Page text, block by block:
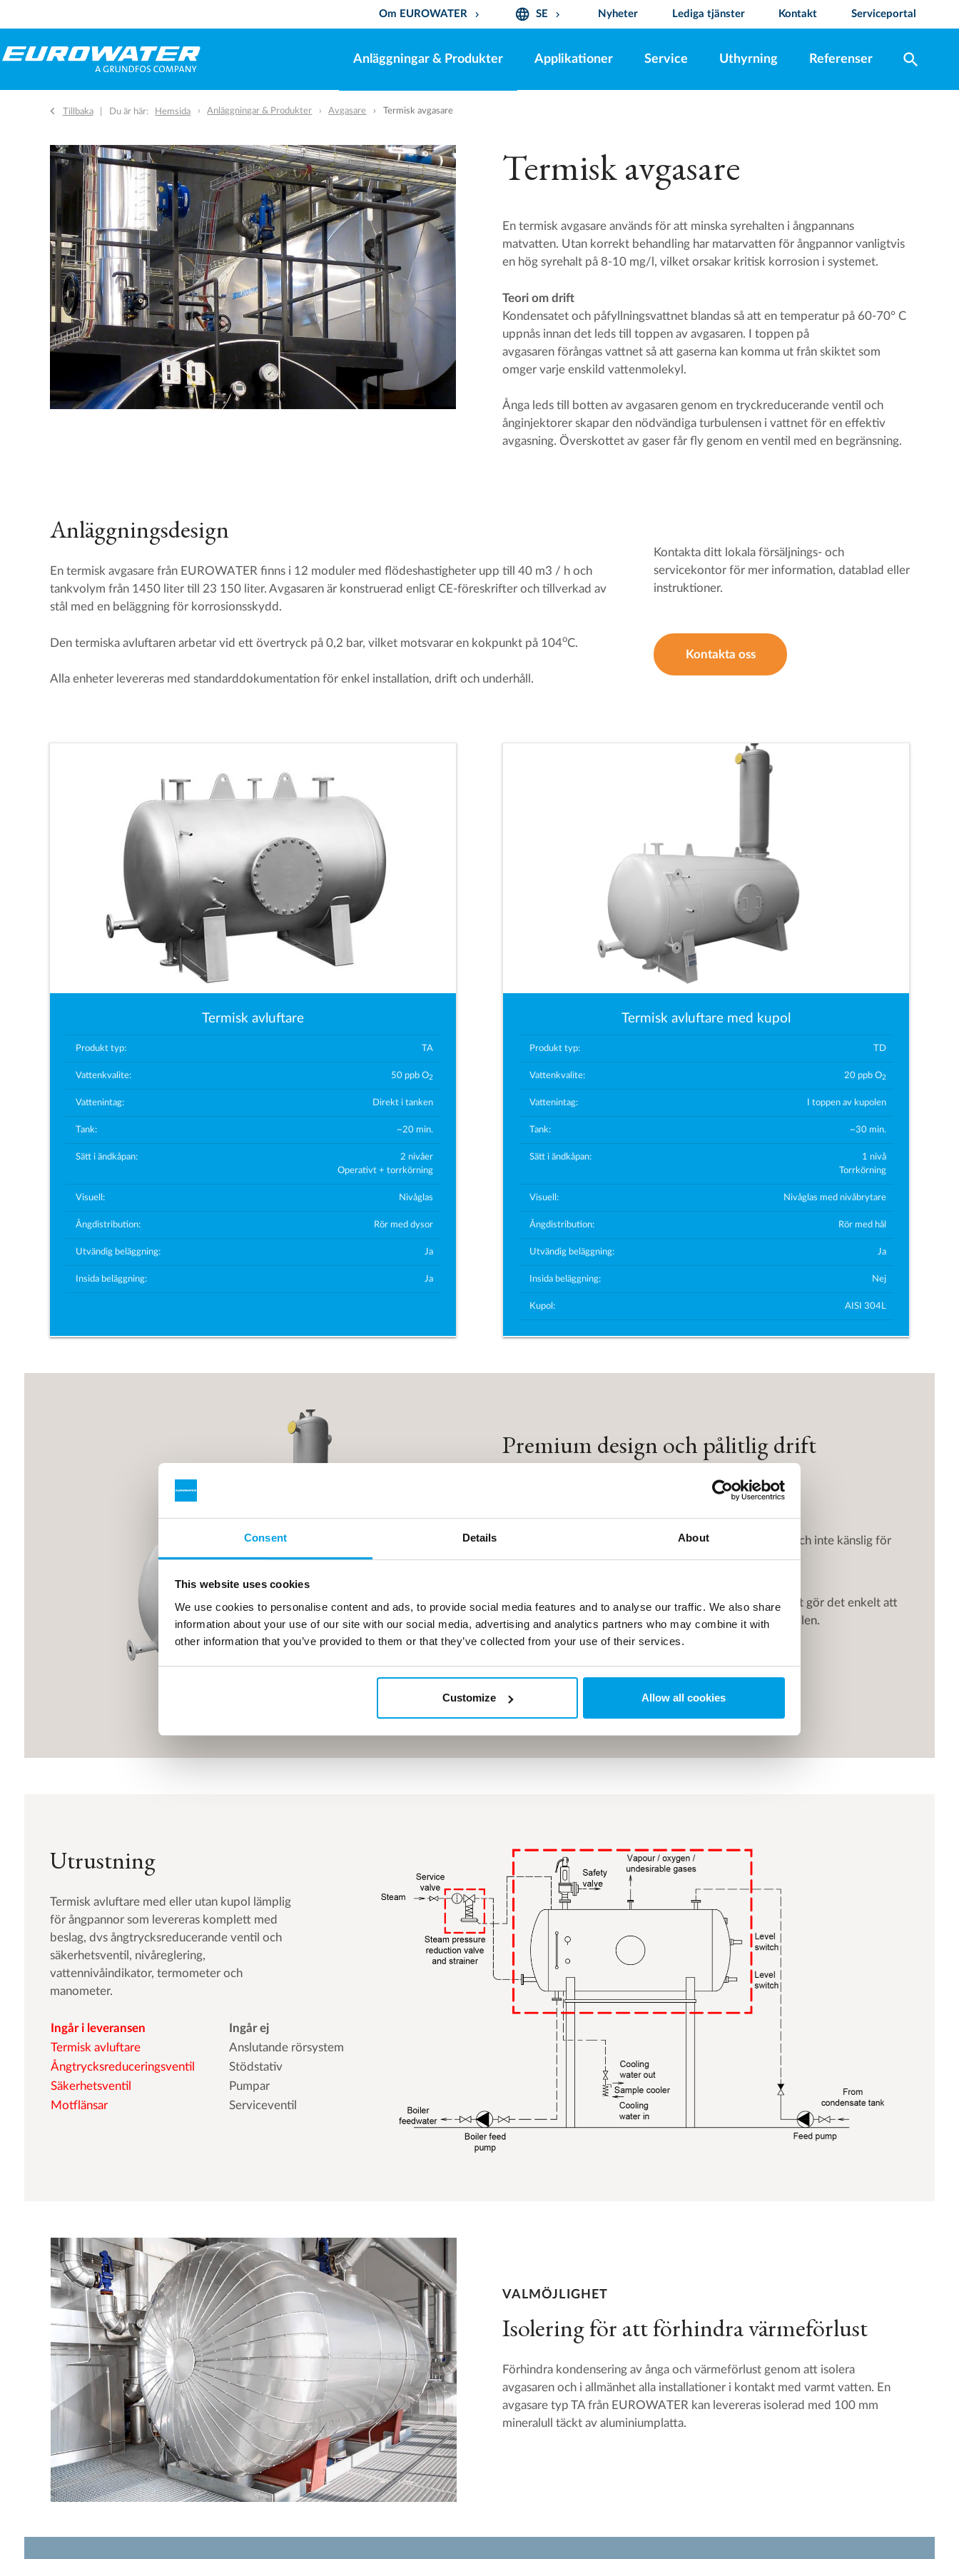
Consent Details About
This website uses cookies
We use cookies to personalise content and ads, to provide social media features and to analyse our traffic. We also share
information about your use of our site with our social media, advertising and analytics partners who may combine it with
other information that you’ve provided to them or that they’ve collected from your use of their services.
Customize Allow all cookies
Om EUROWATER keyboard_arrow_down language SE keyboard_arrow_down Nyheter Lediga tjänster Kontakt Serviceportal
Anläggningar & Produkter Applikationer Service Uthyrning Referenser search
Tillbaka Du är här: Hemsida Anläggningar & Produkter Avgasare Termisk avgasare
Termisk avgasare
En termisk avgasare används för att minska syrehalten i ångpannans
matvatten. Utan korrekt behandling har matarvatten för ångpannor vanligtvis
en hög syrehalt på 8-10 mg/l, vilket orsakar kritisk korrosion i systemet.
Teori om drift
Kondensatet och påfyllningsvattnet blandas så att en temperatur på 60-70° C
uppnås innan det leds till toppen av avgasaren. I toppen på
avgasaren förångas vattnet så att gaserna kan komma ut från skiktet som
omger varje enskild vattenmolekyl.
Ånga leds till botten av avgasaren genom en tryckreducerande ventil och
ånginjektorer skapar den nödvändiga turbulensen i vattnet för en effektiv
avgasning. Överskottet av gaser får fly genom en ventil med en begränsning.
Anläggningsdesign
En termisk avgasare från EUROWATER finns i 12 moduler med flödeshastigheter upp till 40 m3 / h och
tankvolym från 1450 liter till 23 150 liter. Avgasaren är konstruerad enligt CE-föreskrifter och tillverkad av
stål med en beläggning för korrosionsskydd.
Den termiska avluftaren arbetar vid ett övertryck på 0,2 bar, vilket motsvarar en kokpunkt på 104oC.
Alla enheter levereras med standarddokumentation för enkel installation, drift och underhåll.
Kontakta ditt lokala försäljnings- och
servicekontor för mer information, datablad eller
instruktioner.
Kontakta oss
Termisk avluftare
Produkt typ: TA
Vattenkvalite: 50 ppb O2
Vattenintag: Direkt i tanken
Tank: ~20 min.
Sätt i ändkåpan:
2 nivåer
Operativt + torrkörning
Visuell: Nivåglas
Ångdistribution: Rör med dysor
Utvändig beläggning: Ja
Insida beläggning: Ja
Termisk avluftare med kupol
Produkt typ: TD
Vattenkvalite: 20 ppb O2
Vattenintag: I toppen av kupolen
Tank: ~30 min.
Sätt i ändkåpan:
1 nivå
Torrkörning
Visuell: Nivåglas med nivåbrytare
Ångdistribution: Rör med hål
Utvändig beläggning: Ja
Insida beläggning: Nej
Kupol: AISI 304L
Premium design och pålitlig drift
Kupol med brickor
Säkerställer en mycket tillförlitlig och stabil drift och inte känslig för
förändringar i flödeshastighet.
Ånginjektion hanteras från botten av tanken, vilket gör det enkelt att
kontrollera och få all ånga att passera genom kupolen.
Utmärkt vattenkvalitet
Syrehalten mindre än 20 ppb.
Utrustning
Termisk avluftare med eller utan kupol lämplig
för ångpannor som levereras komplett med
beslag, dvs ångtrycksreducerande ventil och
säkerhetsventil, nivåreglering,
vattennivåindikator, termometer och
manometer.
Ingår i leveransen
Ingår ej
Termisk avluftare
Anslutande rörsystem
Ångtrycksreduceringsventil
Stödstativ
Säkerhetsventil
Pumpar
Motflänsar
Serviceventil
VALMÖJLIGHET
Isolering för att förhindra värmeförlust
Förhindra kondensering av ånga och värmeförlust genom att isolera
avgasaren och i allmänhet alla installationer i kontakt med varmt vatten. En
avgasare typ TA från EUROWATER kan levereras isolerad med 100 mm
mineralull täckt av aluminiumplatta.